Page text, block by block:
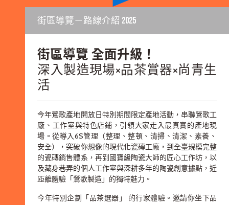
街區導覽－路線介紹 2025
街區導覽 全面升級！
深入製造現場×品茶賞器×尚青生
活
今年鶯歌產地開放日特別期間限定產地活動，串聯鶯歌工
廠、工作室與特色店鋪，引領大家走入最真實的產地現
場。從導入6S管理（整理、整頓、清掃、清潔、素養、
安全），突破你想像的現代化瓷磚工廠，到全臺規模完整
的瓷磚銷售體系，再到國寶級陶瓷大師的匠心工作坊，以
及藏身巷弄的個人工作室與深耕多年的陶瓷創意據點，近
距離體驗「鶯歌製造」的獨特魅力。
今年特別企劃「品茶選器」 的行家體驗。邀請你坐下品